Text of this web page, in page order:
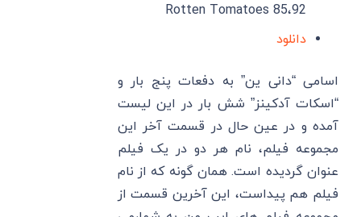
92،Rotten Tomatoes 85
دانلود
اسامی “دانی ین” به دفعات پنج بار و
“اسکات آدکینز” شش بار در این لیست
آمده و در عین حال در قسمت آخر این
مجموعه فیلم، نام هر دو در یک فیلم
عنوان گردیده است. همان گونه که از نام
فیلم هم پیداست، این آخرین قسمت از